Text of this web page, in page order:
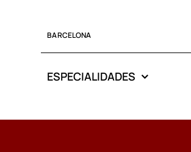
BARCELONA
ESPECIALIDADES